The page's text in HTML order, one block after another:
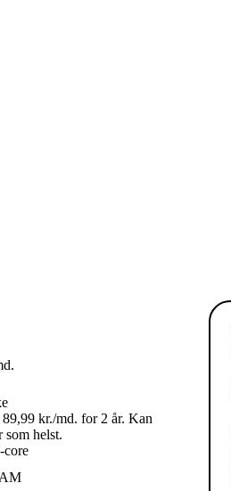
kr./md. for 2 år. Kan
som helst.
core